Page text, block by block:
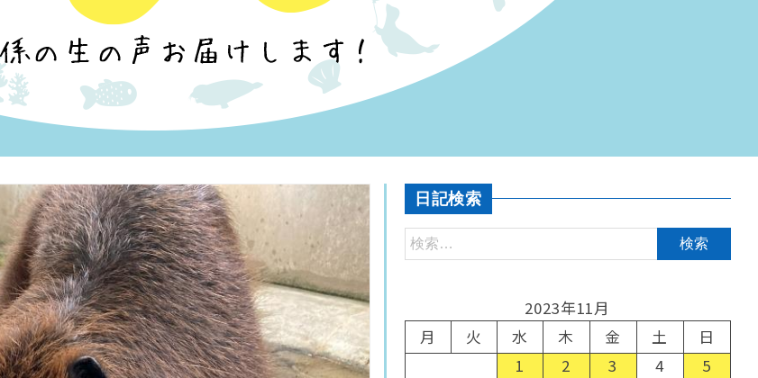
日記検索
2023年11月
月
火 水 木 金 土
日
1
2 3 4
5